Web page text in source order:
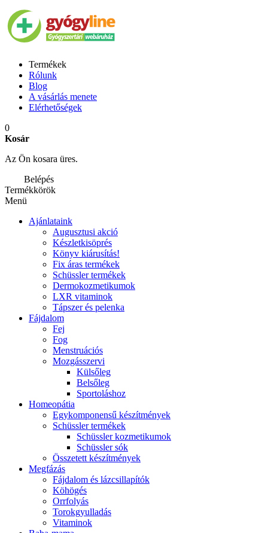
Termékek
Rólunk
Blog
A vásárlás menete
Elérhetőségek
0
Kosár
Az Ön kosara üres.
Belépés
Termékkörök
Menü
Ajánlataink
Augusztusi akció
Készletkisöprés
Könyv kiárusítás!
Fix áras termékek
Schüssler termékek
Dermokozmetikumok
LXR vitaminok
Tápszer és pelenka
Fájdalom
Fej
Fog
Menstruációs
Mozgásszervi
Külsőleg
Belsőleg
Sportoláshoz
Homeopátia
Egykomponensű készítmények
Schüssler termékek
Schüssler kozmetikumok
Schüssler sók
Összetett készítmények
Megfázás
Fájdalom és lázcsillapítók
Köhögés
Orrfolyás
Torokgyulladás
Vitaminok